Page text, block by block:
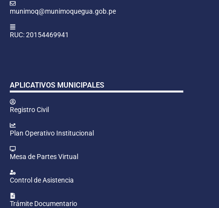
munimoq@munimoquegua.gob.pe
RUC: 20154469941
APLICATIVOS MUNICIPALES
Registro Civil
Plan Operativo Institucional
Mesa de Partes Virtual
Control de Asistencia
Trámite Documentario